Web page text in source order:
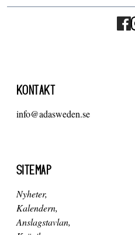
KONTAKT
info@adasweden.se
SITEMAP
Nyheter
Kalendern
Anslagstavlan